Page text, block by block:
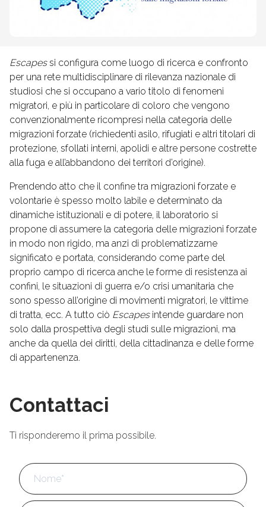
Escapessi configura come luogo di ricerca e confronto
per una rete multidisciplinare di rilevanza nazionale di
studiosi che si occupano a vario titolo di fenomeni
migratori, e più in particolare di coloro che vengono
convenzionalmente ricompresi nella categoria delle
migrazioni forzate (richiedenti asilo, rifugiati e altri titolari di
protezione, sfollati interni, apolidi e altre persone costrette
alla fuga e all’abbandono dei territori d’origine).
Prendendo atto che il confine tra migrazioni forzate e
volontarie è spesso molto labile e determinato da
dinamiche istituzionali e di potere, il laboratorio si
propone di assumere la categoria delle migrazioni forzate
in modo non rigido, ma anzi di problematizzarne
significato e portata, considerando come parte del
proprio campo di ricerca anche le forme di resistenza ai
confini, le situazioni di guerra e/o crisi umanitaria che
sono spesso all’origine di movimenti migratori, le vittime
di tratta, ecc. A tutto ciò Escapesintende guardare non
solo dalla prospettiva degli studi sulle migrazioni, ma
anche da quella dei diritti, della cittadinanza e delle forme
di appartenenza.
Contattaci
Ti risponderemo il prima possibile.
Nome *